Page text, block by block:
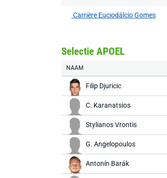
Carrière Euciodálcio Gomes
Selectie APOEL
NAAM
Filip Djuricic
C. Karanatsios
Stylianos Vrontis
G. Angelopoulos
Antonín Barák